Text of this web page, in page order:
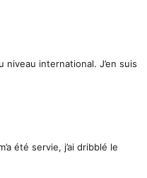
niveau international. J’en suis
été servie, j’ai dribblé le